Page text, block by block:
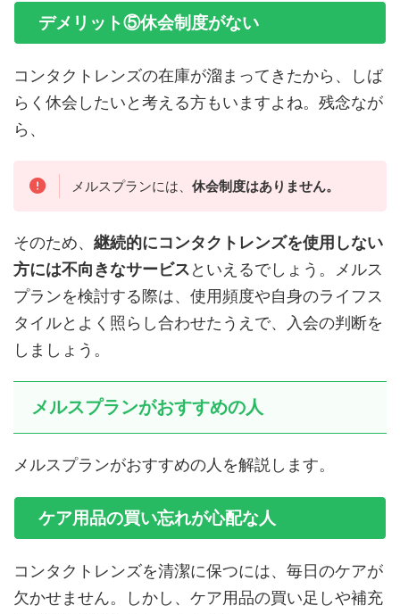
デメリット⑤休会制度がない
コンタクトレンズの在庫が溜まってきたから、しば
らく休会したいと考える方もいますよね。残念なが
ら、
メルスプランには、 休会制度はありません。
そのため、 継続的にコンタクトレンズを使用しない
方には不向きなサービスといえるでしょう。メルス
プランを検討する際は、使用頻度や自身のライフス
タイルとよく照らし合わせたうえで、入会の判断を
しましょう。
メルスプランがおすすめの人
メルスプランがおすすめの人を解説します。
ケア用品の買い忘れが心配な人
コンタクトレンズを清潔に保つには、毎日のケアが
欠かせません。しかし、ケア用品の買い足しや補充